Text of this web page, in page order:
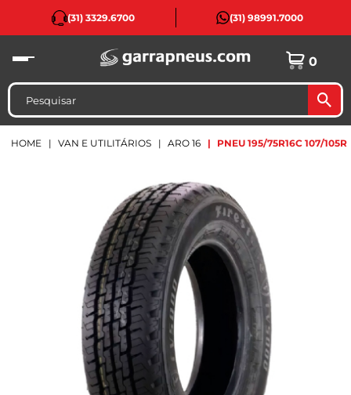
(31) 3329.6700 (31) 98991.7000
0
HOME VAN E UTILITÁRIOS ARO 16 PNEU 195/75R16C 107/